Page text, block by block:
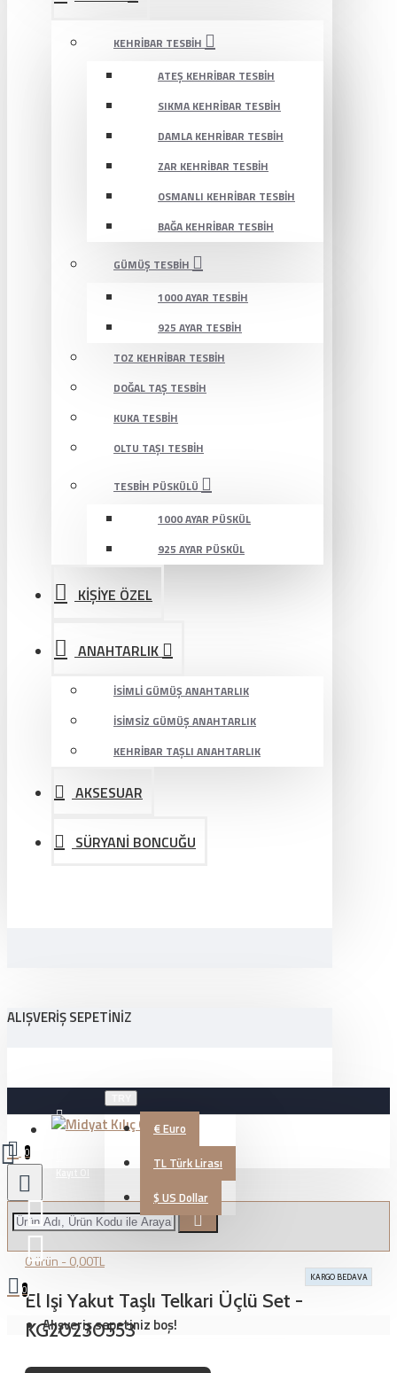
KEHRIBAR TESBIH
ATEŞ KEHRIBAR TESBIH
SIKMA KEHRIBAR TESBIH
DAMLA KEHRIBAR TESBIH
ZAR KEHRIBAR TESBIH
OSMANLI KEHRIBAR TESBIH
BAĞA KEHRIBAR TESBIH
GÜMÜŞ TESBIH
1000 AYAR TESBIH
925 AYAR TESBIH
TOZ KEHRIBAR TESBIH
DOĞAL TAŞ TESBIH
KUKA TESBIH
OLTU TAŞI TESBIH
TESBIH PÜSKÜLÜ
1000 AYAR PÜSKÜL
925 AYAR PÜSKÜL
KİŞİYE ÖZEL
ANAHTARLIK
İSIMLI GÜMÜŞ ANAHTARLIK
İSIMSIZ GÜMÜŞ ANAHTARLIK
KEHRIBAR TAŞLI ANAHTARLIK
AKSESUAR
SÜRYANİ BONCUĞU
ALIŞVERIŞ SEPETINIZ
Üye Girişi €Euro
TL Türk Lirası
$ US Dollar
0
0 ürün - 0,00TL
0
Alışveriş sepetiniz boş!
KARGO BEDAVA
El Işi Yakut Taşlı Telkari Üçlü Set -
KG20230553